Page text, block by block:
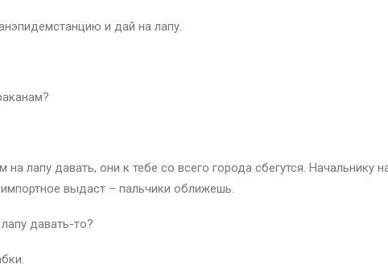
и дай на лапу.
на лапу давать, они к тебе со всего города сбегутся. Начальнику
выдаст – пальчики оближешь.
давать-то?